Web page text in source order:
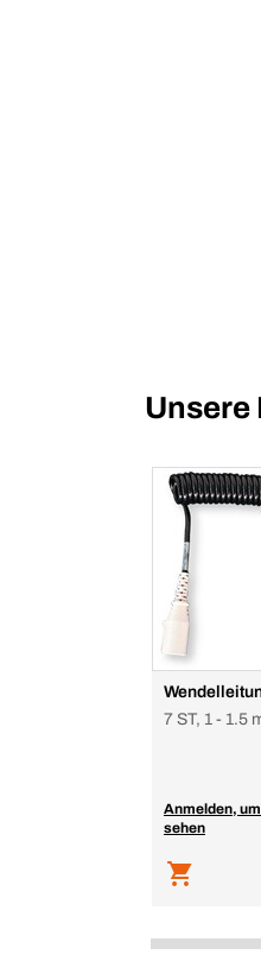
Unsere
7 ST, 1 - 1.5
Anmelden,
sehen